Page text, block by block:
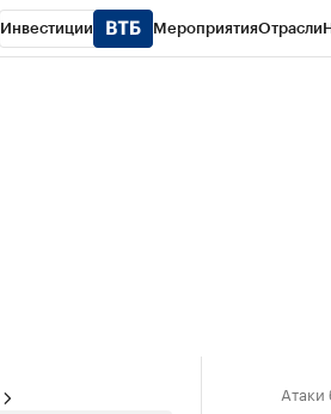
Инвестиции МероприятияОтрасли
Атаки